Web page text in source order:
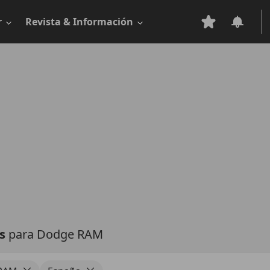
Revista & Información
para Dodge RAM